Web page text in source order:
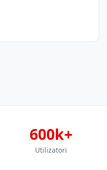
600k+
Utilizatori